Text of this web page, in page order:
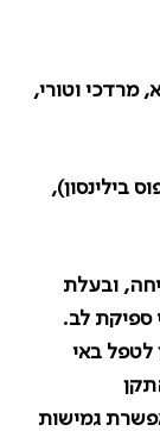
מרדכי וטורי,
בילינסון),
ובעלת
ספיקת לב.
לטפל באי
גמישות